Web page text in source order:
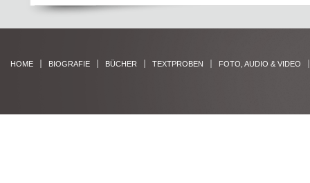
HOME BIOGRAFIE BÜCHER TEXTPROBEN FOTO, AUDIO & VIDEO